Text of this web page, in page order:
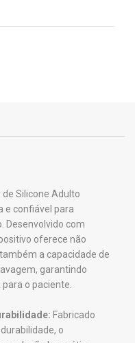
Silicone Adulto
e confiável para
Desenvolvido com
oferece não
a capacidade de
garantindo
o paciente.
Fabricado
o